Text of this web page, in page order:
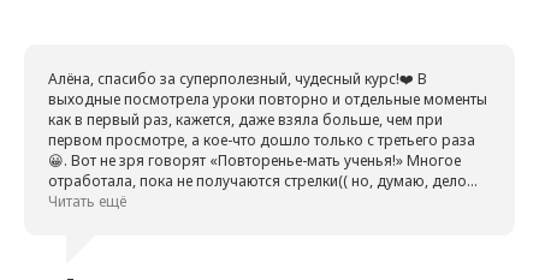
Алёна, спасибо за суперполезный, чудесный курс!❤️ В
выходные посмотрела уроки повторно и отдельные моменты
как в первый раз, кажется, даже взяла больше, чем при
первом просмотре, а кое-что дошло только с третьего раза
😀. Вот не зря говорят «Повторенье-мать ученья!» Многое
отработала, пока не получаются стрелки(( но, думаю, дело
времени, буду стараться! А smoky получилось сделать с
Читать ещё